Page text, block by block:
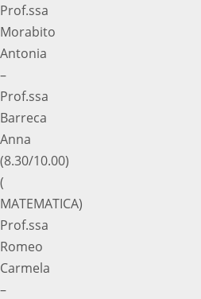
Prof.ssa
Morabito
Antonia
–
Prof.ssa
Barreca
Anna
(8.30/10.00)
(
MATEMATICA)
Prof.ssa
Romeo
Carmela
–